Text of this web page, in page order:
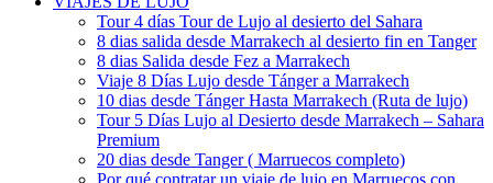
Tour 4 días Tour de Lujo al desierto del Sahara
8 dias salida desde Marrakech al desierto fin en Tanger
8 dias Salida desde Fez a Marrakech
Viaje 8 Días Lujo desde Tánger a Marrakech
10 dias desde Tánger Hasta Marrakech (Ruta de lujo)
Tour 5 Días Lujo al Desierto desde Marrakech – Sahara
Premium
20 dias desde Tanger ( Marruecos completo)
Por qué contratar un viaje de lujo en Marruecos con